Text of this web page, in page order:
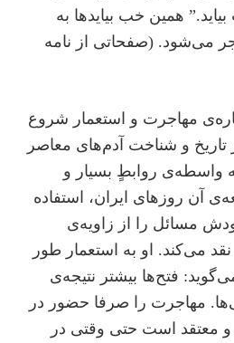
همین خب بیایدها به
منجر می‌شود. (‌صفحاتی از نامه
مهاجرت و استعمار شروع
و شناخت آدم‌های معاصر
واسطه‌ی روابطٍ بسیار و
آن روزهای ایران، استفاده
مسائل را از زاویه‌ی
می‌کند. او به استعمار طور
فتح‌ها بیشتر نتیجه‌ی
مهاجرت را صرفا حضور در
معتقد است حتی وقتی در